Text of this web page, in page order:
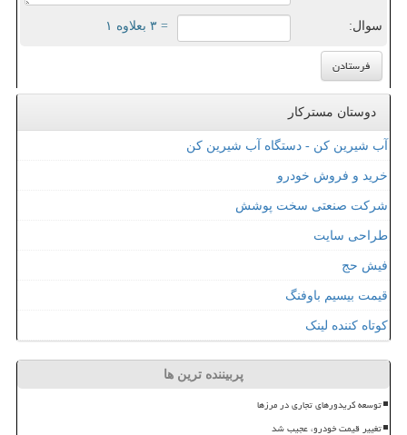
سوال: = ۳ بعلاوه ۱
دوستان مسترکار
آب شیرین کن - دستگاه آب شیرین کن
خرید و فروش خودرو
شرکت صنعتی سخت پوشش
طراحی سایت
فیش حج
قیمت بیسیم باوفنگ
کوتاه کننده لینک
پربیننده ترین ها
توسعه کریدورهای تجاری در مرزها
تغییر قیمت خودرو، عجیب شد